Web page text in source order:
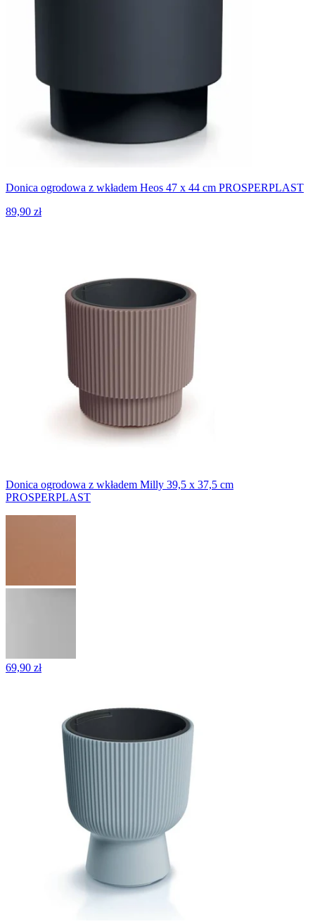
Donica ogrodowa z wkładem Heos 47 x 44 cm PROSPERPLAST
89,90 zł
Donica ogrodowa z wkładem Milly 39,5 x 37,5 cm
PROSPERPLAST
69,90 zł